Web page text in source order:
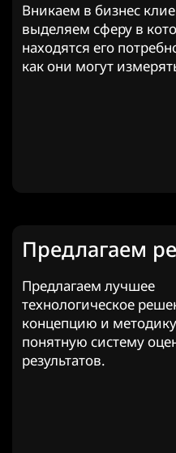
Вникаем в бизнес
выделяем сферу в
находятся его
как они могут
Предлагаем
Предлагаем лучшее
технологическое
концепцию и
понятную систему
результатов.